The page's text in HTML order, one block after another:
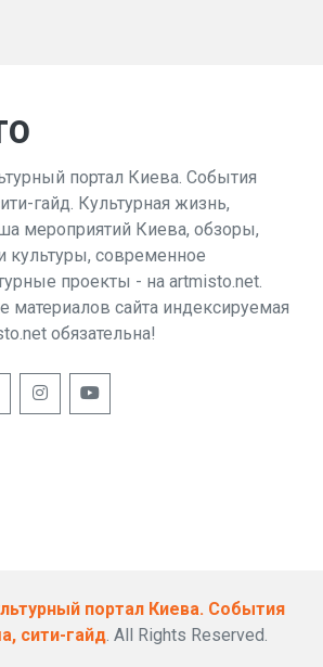
портал Киева. События
гайд. Культурная жизнь,
мероприятий Киева, обзоры,
культуры, современное
проекты - на artmisto.net.
материалов сайта индексируемая
обязательна!
портал Киева. События
сити-гайд. All Rights Reserved.